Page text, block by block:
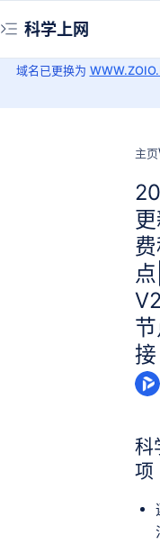
科学上网
域名已更换为
主页
接
科
项